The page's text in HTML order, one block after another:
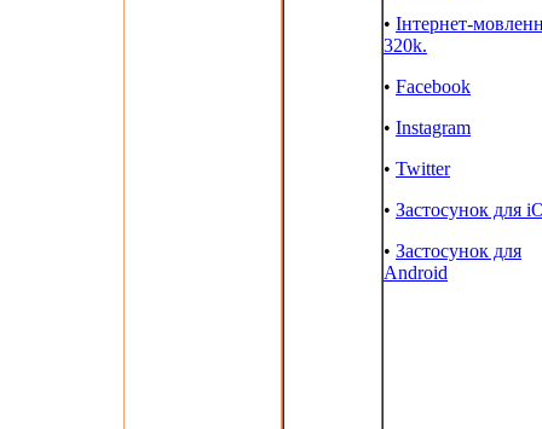
• Інтернет-
320k.
• Facebook
• Instagram
• Twitter
• Застосунок для
• Застосунок для
Android